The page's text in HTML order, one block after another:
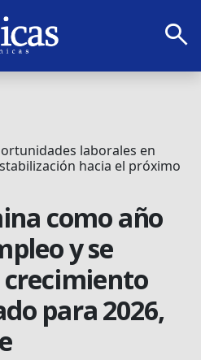
search
laborales en
hacia el próximo
como año
y se
para 2026,